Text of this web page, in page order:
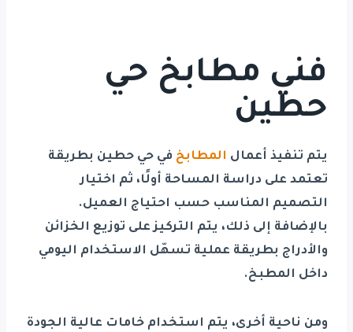
فني مطابخ حي
حطين
يتم تنفيذ أعمال المطابخ في حي حطين بطريقة
تعتمد على دراسة المساحة أولًا، ثم اختيار
التصميم المناسب حسب احتياج العميل.
بالإضافة إلى ذلك، يتم التركيز على توزيع الخزائن
والأدراج بطريقة عملية تسهّل الاستخدام اليومي
داخل المطبخ.
ومن ناحية أخرى، يتم استخدام خامات عالية الجودة